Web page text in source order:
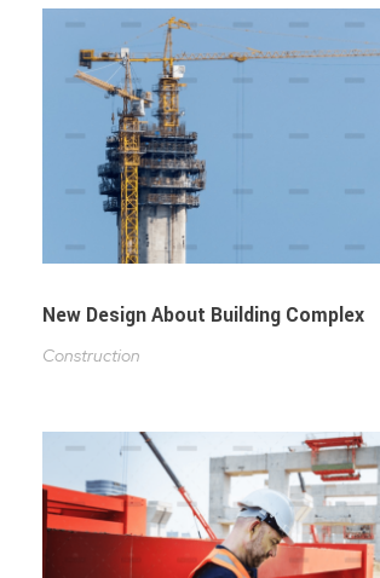
New Design About Building Complex
Construction